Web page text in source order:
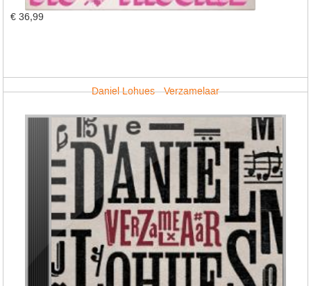
€ 36,99
Daniel Lohues - Verzamelaar